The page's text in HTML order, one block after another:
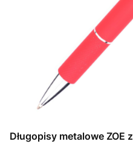
Długopisy metalowe ZOE